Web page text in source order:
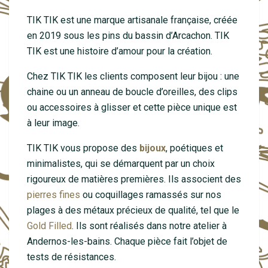
TIK TIK est une marque artisanale française, créée
en 2019 sous les pins du bassin d’Arcachon. TIK
TIK est une histoire d’amour pour la création.
Chez TIK TIK les clients composent leur bijou : une
chaine ou un anneau de boucle d’oreilles, des clips
ou accessoires à glisser et cette pièce unique est
à leur image.
TIK TIK vous propose des bijoux, poétiques et
minimalistes, qui se démarquent par un choix
rigoureux de matières premières. Ils associent des
pierres fines ou coquillages ramassés sur nos
plages à des métaux précieux de qualité, tel que le
Gold Filled. Ils sont réalisés dans notre atelier à
Andernos-les-bains. Chaque pièce fait l’objet de
tests de résistances.